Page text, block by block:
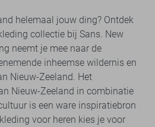
helemaal jouw ding? Ontdek
collectie bij Sans. New
neemt je mee naar de
inheemse wildernis en
Nieuw-Zeeland. Het
Nieuw-Zeeland in combinatie
is een ware inspiratiebron
voor heren kies je voor